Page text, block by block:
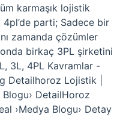
karmaşık lojistik
parti; Sadece bir
zamanda çözümler
birkaç 3PL şirketini
3L, 4PL Kavramlar -
Detailhoroz Lojistik |
DetailHoroz
›Medya Blogu› Detay